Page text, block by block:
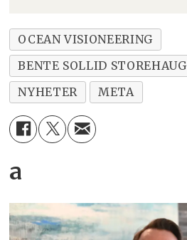
OCEAN VISIONEERING
BENTE SOLLID STOREHAUG
NYHETER
META
a